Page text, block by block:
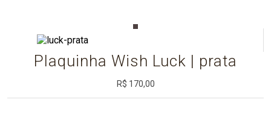
Plaquinha Wish Luck | prata
R$ 170,00